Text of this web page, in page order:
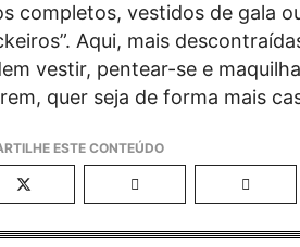
completos, vestidos de gala
Aqui, mais
vestir, pentear-se e
quer seja de forma mais